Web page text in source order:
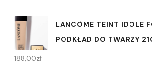
LANCÔME TEINT IDOLE
PODKŁAD DO TWARZY
188,00zł